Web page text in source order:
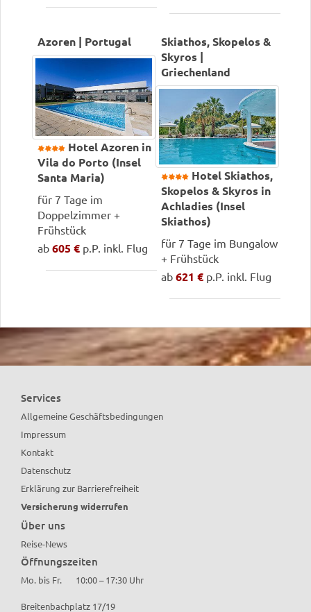
Azoren | Portugal
Hotel Azoren in
Vila do Porto (Insel
Santa Maria)
für 7 Tage im
Doppelzimmer +
Frühstück
ab 605 € p.P. inkl. Flug
Skiathos, Skopelos &
Skyros |
Griechenland
Hotel Skiathos,
Skopelos & Skyros in
Achladies (Insel
Skiathos)
für 7 Tage im Bungalow
+ Frühstück
ab 621 € p.P. inkl. Flug
Services
Allgemeine Geschäftsbedingungen
Impressum
Kontakt
Datenschutz
Erklärung zur Barrierefreiheit
Versicherung widerrufen
Über uns
Reise-News
Öffnungszeiten
Mo. bis Fr. 10:00 – 17:30 Uhr
Breitenbachplatz 17/19